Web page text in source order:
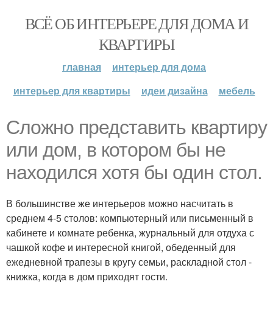
ВСЁ ОБ ИНТЕРЬЕРЕ ДЛЯ ДОМА И
КВАРТИРЫ
главная
интерьер для дома
интерьер для квартиры
идеи дизайна мебель
Сложно представить квартиру
или дом, в котором бы не
находился хотя бы один стол.
В большинстве же интерьеров можно насчитать в
среднем 4-5 столов: компьютерный или письменный в
кабинете и комнате ребенка, журнальный для отдуха с
чашкой кофе и интересной книгой, обеденный для
ежедневной трапезы в кругу семьи, раскладной стол -
книжка, когда в дом приходят гости.